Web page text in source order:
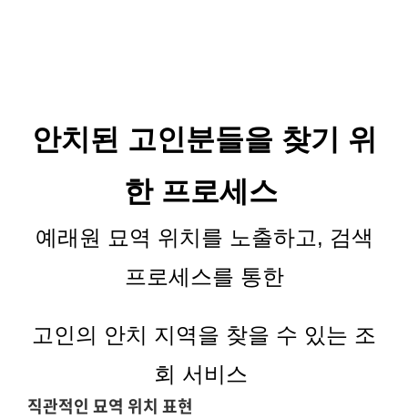
안치된 고인분들을 찾기 위
한 프로세스
예래원 묘역 위치를 노출하고, 검색
프로세스를 통한
고인의 안치 지역을 찾을 수 있는 조
회 서비스
직관적인 묘역 위치 표현